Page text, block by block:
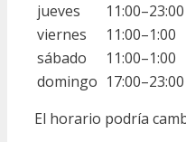
jueves
11:00–23:00
viernes
11:00–1:00
sábado
11:00–1:00
domingo 17:00–23:00
El horario podría